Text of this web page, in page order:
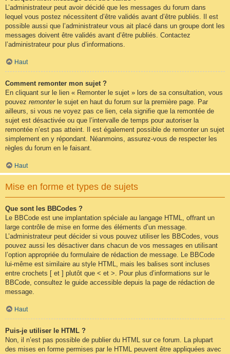
L’administrateur peut avoir décidé que les messages du forum dans
lequel vous postez nécessitent d’être validés avant d’être publiés. Il est
possible aussi que l’administrateur vous ait placé dans un groupe dont les
messages doivent être validés avant d’être publiés. Contactez
l’administrateur pour plus d’informations.
Haut
Comment remonter mon sujet ?
En cliquant sur le lien « Remonter le sujet » lors de sa consultation, vous
pouvez remonterle sujet en haut du forum sur la première page. Par
ailleurs, si vous ne voyez pas ce lien, cela signifie que la remontée de
sujet est désactivée ou que l’intervalle de temps pour autoriser la
remontée n’est pas atteint. Il est également possible de remonter un sujet
simplement en y répondant. Néanmoins, assurez-vous de respecter les
règles du forum en le faisant.
Haut
Mise en forme et types de sujets
Que sont les BBCodes ?
Le BBCode est une implantation spéciale au langage HTML, offrant un
large contrôle de mise en forme des éléments d’un message.
L’administrateur peut décider si vous pouvez utiliser les BBCodes, vous
pouvez aussi les désactiver dans chacun de vos messages en utilisant
l’option appropriée du formulaire de rédaction de message. Le BBCode
lui-même est similaire au style HTML, mais les balises sont incluses
entre crochets [ et ] plutôt que < et >. Pour plus d’informations sur le
BBCode, consultez le guide accessible depuis la page de rédaction de
message.
Haut
Puis-je utiliser le HTML ?
Non, il n’est pas possible de publier du HTML sur ce forum. La plupart
des mises en forme permises par le HTML peuvent être appliquées avec